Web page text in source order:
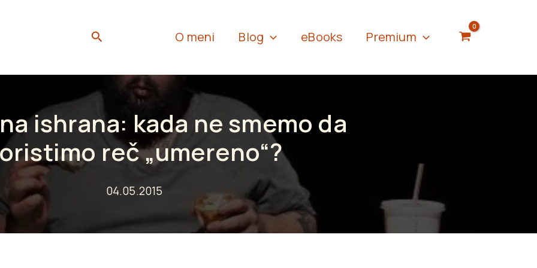
Search O meni Blog eBooks Premium
ishrana: kada ne smemo da
reč „umereno“?
04.05.2015